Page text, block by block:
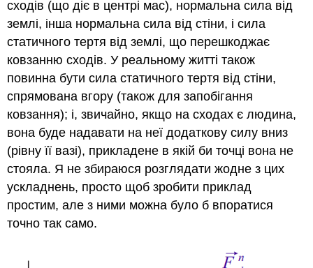
сходів (що діє в центрі мас), нормальна сила від
землі, інша нормальна сила від стіни, і сила
статичного тертя від землі, що перешкоджає
ковзанню сходів. У реальному житті також
повинна бути сила статичного тертя від стіни,
спрямована вгору (також для запобігання
ковзання); і, звичайно, якщо на сходах є людина,
вона буде надавати на неї додаткову силу вниз
(рівну її вазі), прикладене в якій би точці вона не
стояла. Я не збираюся розглядати жодне з цих
ускладнень, просто щоб зробити приклад
простим, але з ними можна було б впоратися
точно так само.